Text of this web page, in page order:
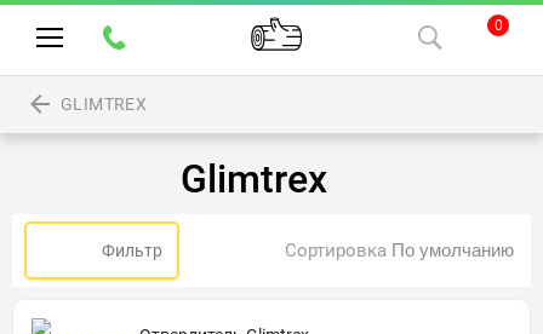
0
GLIMTREX
Glimtrex
Фильтр Сортировка